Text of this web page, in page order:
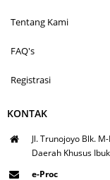
Tentang Kami
FAQ's
Registrasi
KONTAK
Jl. Trunojoyo Blk.
Daerah Khusus
e-Proc